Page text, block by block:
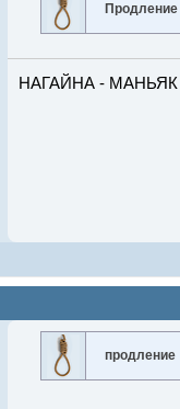
Продление
НАГАЙНА - МАНЬЯК
продление